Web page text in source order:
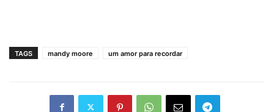
TAGS mandy moore um amor para recordar